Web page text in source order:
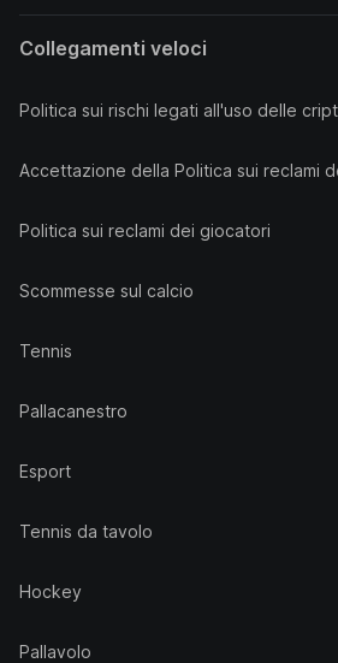
Collegamenti veloci
Politica sui rischi legati all'uso delle
Accettazione della Politica sui reclami
Politica sui reclami dei giocatori
Scommesse sul calcio
Tennis
Pallacanestro
Esport
Tennis da tavolo
Hockey
Pallavolo